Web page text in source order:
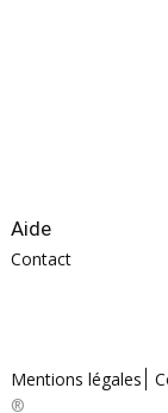
Aide
Contact
Mentions légales
®